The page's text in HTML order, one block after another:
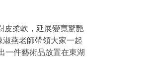
皮柔軟，延展變寬驚艷
燕老師帶領大家一起
一件藝術品放置在東湖